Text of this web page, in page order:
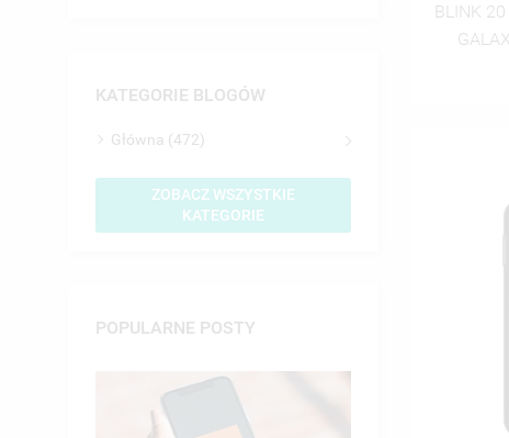
KATEGORIE BLOGÓW
Główna (472)
ZOBACZ WSZYSTKIE
KATEGORIE
POPULARNE POSTY
BLINK